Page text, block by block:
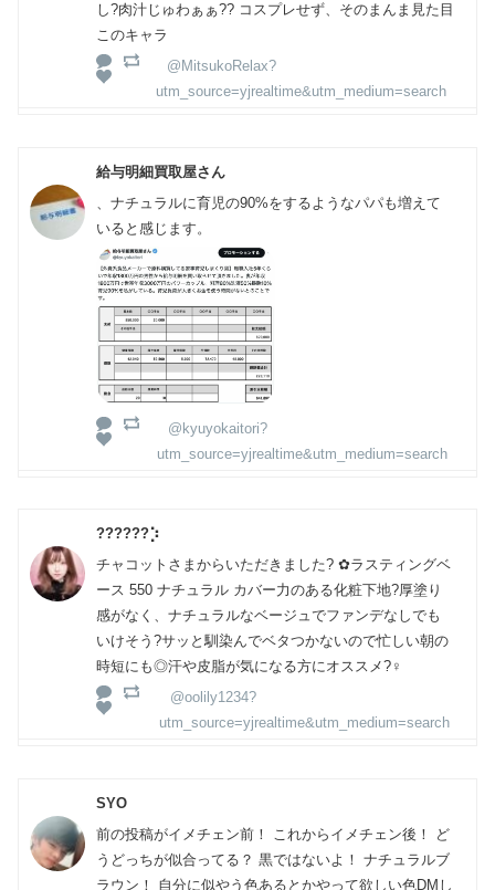
し?肉汁じゅわぁぁ?? コスプレせず、そのまんま見た目
このキャラ
@MitsukoRelax?
utm_source=yjrealtime&utm_medium=search
給与明細買取屋さん
、ナチュラルに育児の90%をするようなパパも増えて
いると感じます。
@kyuyokaitori?
utm_source=yjrealtime&utm_medium=search
??????⡱
チャコットさまからいただきました? ✿ラスティングベ
ース 550 ナチュラル カバー力のある化粧下地?厚塗り
感がなく、ナチュラルなベージュでファンデなしでも
いけそう?サッと馴染んでベタつかないので忙しい朝の
時短にも◎汗や皮脂が気になる方にオススメ?‍♀️
@oolily1234?
utm_source=yjrealtime&utm_medium=search
SYO
前の投稿がイメチェン前！ これからイメチェン後！ ど
うどっちが似合ってる？ 黒ではないよ！ ナチュラルブ
ラウン！ 自分に似やう色あるとかやって欲しい色DMし